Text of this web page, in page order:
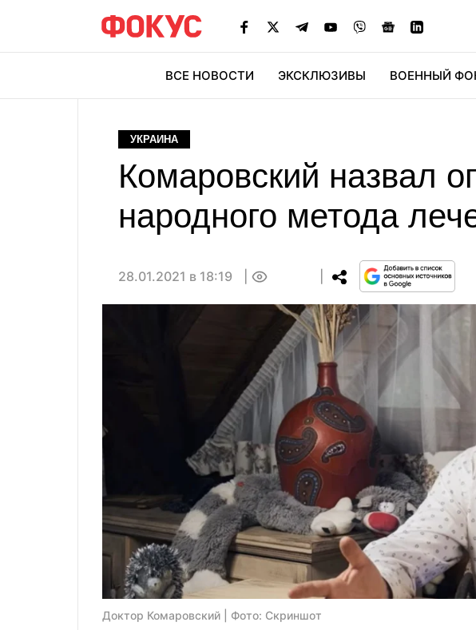
ВСЕ НОВОСТИ ЭКСКЛЮЗИВЫ ВОЕННЫЙ
УКРАИНА
Комаровский назвал
народного метода
28.01.2021 в 18:19
Доктор Комаровский | Фото: Скриншот